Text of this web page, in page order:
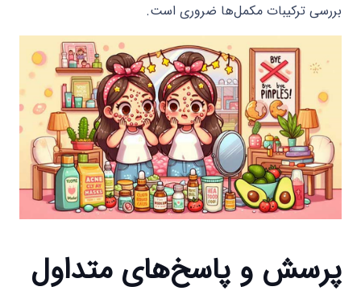
بررسی ترکیبات مکمل‌ها ضروری است.
پرسش و پاسخ‌های متداول